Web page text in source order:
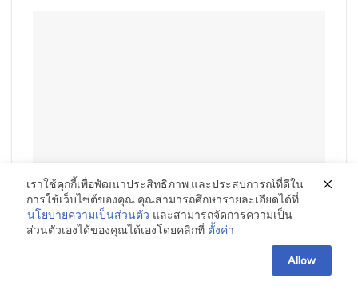
เราใช้คุกกี้เพื่อพัฒนาประสิทธิภาพ และประสบการณ์ที่ดีใน
การใช้เว็บไซต์ของคุณ คุณสามารถศึกษารายละเอียดได้ที่
นโยบายความเป็นส่วนตัว และสามารถจัดการความเป็น
ส่วนตัวเองได้ของคุณได้เองโดยคลิกที่ ตั้งค่า
Allow